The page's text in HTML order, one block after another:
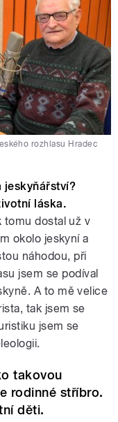
rozhlasu Hradec
jeskyňářství?
láska.
dostal už v
okolo jeskyní a
náhodou, při
jsem se podíval
A to mě velice
tak jsem se
jsem se
takovou
rodinné stříbro.
děti.